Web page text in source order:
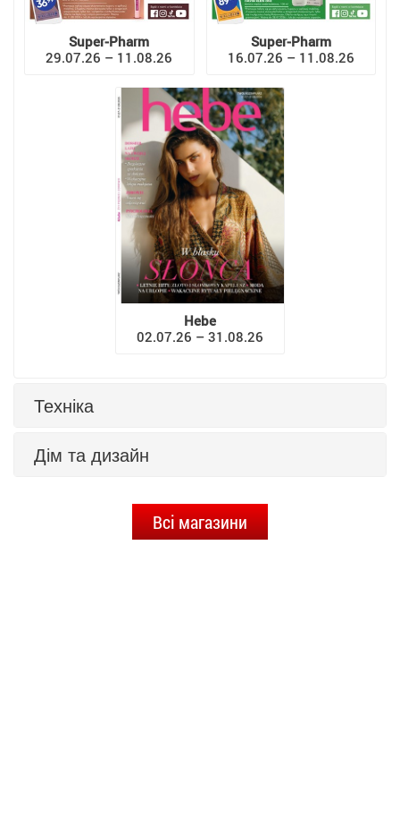
Super-Pharm
29.07.26 – 11.08.26
Super-Pharm
16.07.26 – 11.08.26
Hebe
02.07.26 – 31.08.26
Техніка
Дім та дизайн
Всі магазини